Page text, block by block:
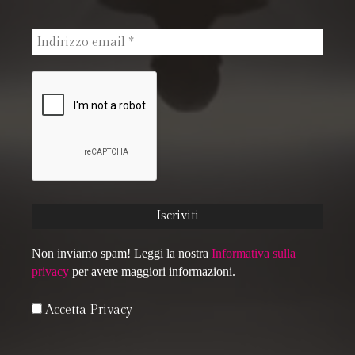
Non inviamo spam! Leggi la nostra Informativa sulla
privacy per avere maggiori informazioni.
Accetta Privacy